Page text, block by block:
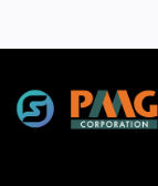
ความรู้โดยผู้ทรงคุ
และต่างประเทศ